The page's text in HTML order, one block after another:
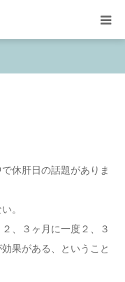
休肝日の話題がありま
。
、３ヶ月に一度２、３
果がある、ということ